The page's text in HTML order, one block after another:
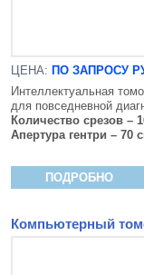
ЦЕНА: ПО ЗАПРОСУ
Интеллектуальная
для повседневной
Количество срезов –
Апертура гентри – 70
ПОДРОБНО
Компьютерный